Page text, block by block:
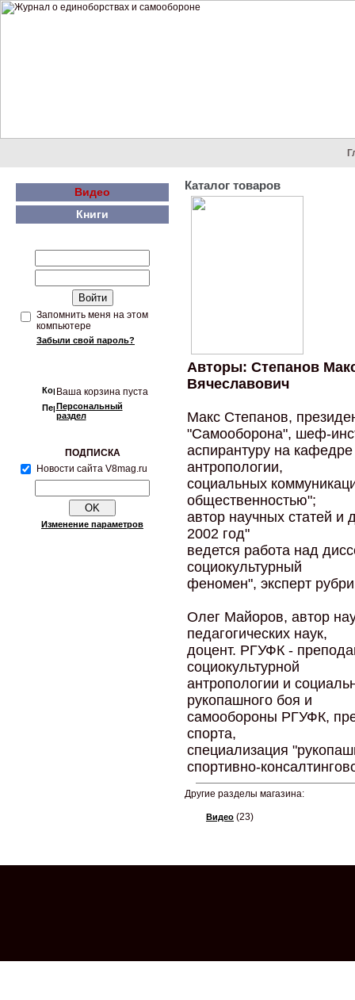
Видео
Книги
Запомнить меня на этом
компьютере
Забыли свой пароль?
Ваша корзина пуста
Персональный
раздел
ПОДПИСКА
Новости сайта V8mag.ru
Изменение параметров
Каталог товаров
Авторы: Степанов
Вячеславович
Макс Степанов,
"Самооборона", шеф-
аспирантуру на
антропологии,
социальных
общественностью";
автор научных статей
2002 год"
ведется работа над
социокультурный
феномен", эксперт
Олег Майоров, автор
педагогических наук,
доцент. РГУФК -
социокультурной
антропологии и
рукопашного боя и
самообороны РГУФК,
спорта,
специализация
спортивно-
Другие разделы магазина:
Видео (23)